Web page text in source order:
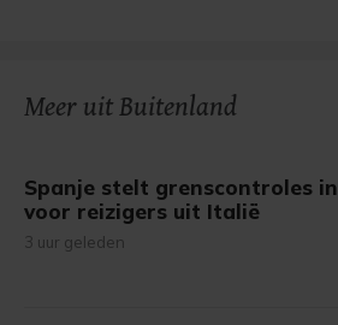
Meer uit Buitenland
Spanje stelt grenscontroles in
voor reizigers uit Italië
3 uur geleden